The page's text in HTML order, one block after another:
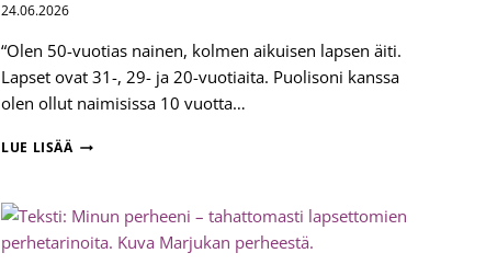
24.06.2026
“Olen 50-vuotias nainen, kolmen aikuisen lapsen äiti.
Lapset ovat 31-, 29- ja 20-vuotiaita. Puolisoni kanssa
olen ollut naimisissa 10 vuotta…
LUE LISÄÄ SARIN
VALOKUVANÄYTTELY